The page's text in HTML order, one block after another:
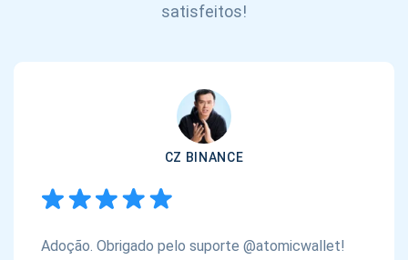
satisfeitos!
CZ BINANCE
Adoção. Obrigado pelo suporte @atomicwallet!